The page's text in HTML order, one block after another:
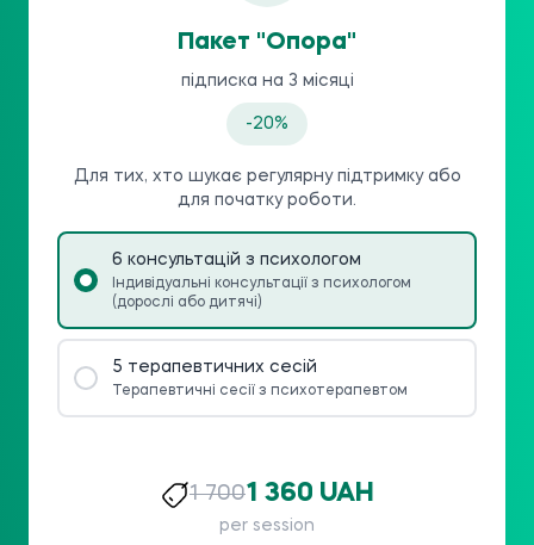
Пакет "Опора"
підписка на 3 місяці
-20%
Для тих, хто шукає регулярну підтримку або
для початку роботи.
6 консультацій з психологом
Індивідуальні консультації з психологом
(дорослі або дитячі)
5 терапевтичних сесій
Терапевтичні сесії з психотерапевтом
1 7001 360 UAH
per session